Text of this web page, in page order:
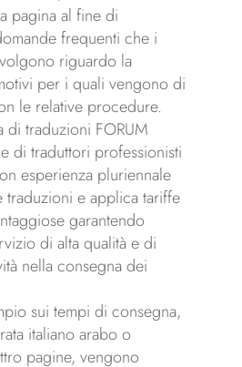
pagina al fine di
frequenti che i
riguardo la
per i quali vengono di
le relative procedure.
di traduzioni FORUM
di traduttori professionisti
esperienza pluriennale
traduzioni e applica tariffe
garantendo
di alta qualità e di
nella consegna dei
sui tempi di consegna,
italiano arabo o
pagine, vengono